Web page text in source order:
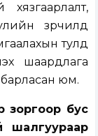
зөрчилд
тулд
шаардлага
юм.
зоргоор бус
шалгуураар